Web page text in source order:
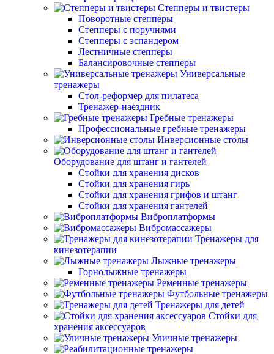
Степперы и твистеры
Поворотные степперы
Степперы с поручнями
Степперы с эспандером
Лестничные степперы
Балансировочные степперы
Универсальные
тренажеры
Стол-реформер для пилатеса
Тренажер-наездник
Гребные тренажеры
Профессиональные гребные тренажеры
Инверсионные столы
Оборудование для штанг и гантелей
Стойки для хранения дисков
Стойки для хранения гирь
Стойки для хранения грифов и штанг
Стойки для хранения гантелей
Виброплатформы
Вибромассажеры
Тренажеры для
кинезотерапии
Лыжные тренажеры
Горнолыжные тренажеры
Ременные тренажеры
Футбольные тренажеры
Тренажеры для детей
Стойки для
хранения аксессуаров
Уличные тренажеры